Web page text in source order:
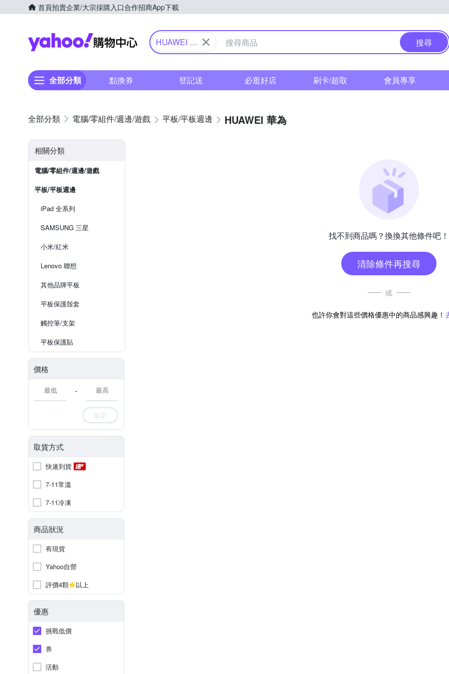
首頁拍賣企業/大宗採購入口合作招商App下載
Yahoo購物中心
HUAWEI 華
搜尋
全部分類 點換券 登記送 必逛好店 刷卡/超取 會員專享
電腦/零組件/週邊/遊戲 平板/平板週邊 HUAWEI 華為
相關分類
電腦/零組件/週邊/遊戲
平板/平板週邊
iPad 全系列
SAMSUNG 三星
小米/紅米
Lenovo 聯想
其他品牌平板
平板保護殼套
觸控筆/支架
平板保護貼
價格
-
確定
取貨方式
快速到貨
7-11常溫
7-11冷凍
商品狀況
有現貨
Yahoo自營
評價4顆
以上
優惠
挑戰低價
券
活動
找不到商品嗎？換換其他條件吧！
清除條件再搜尋
或
也許你會對這些價格優惠中的商品感興趣！